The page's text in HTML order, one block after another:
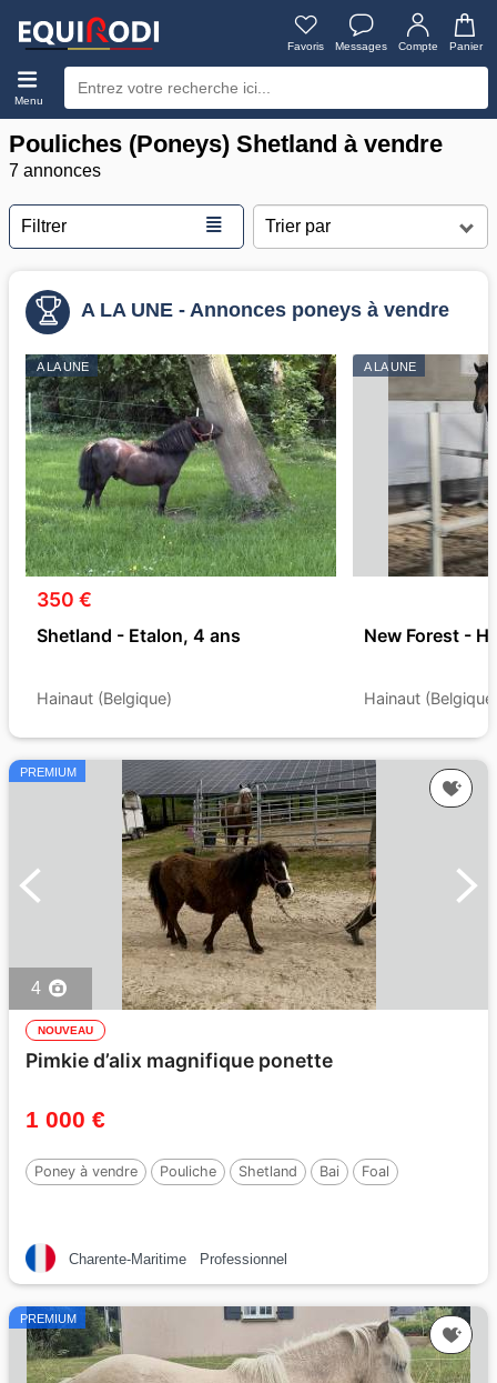
Favoris Messages Compte Panier
Menu
Pouliches (Poneys) Shetland à vendre
7 annonces
Filtrer ≣
A LA UNE - Annonces poneys à vendre
A LA UNE
350 €
Shetland - Etalon, 4 ans
Hainaut (Belgique)
A LA UNE
New Forest -
Hainaut
PREMIUM
4
NOUVEAU
Pimkie d’alix magnifique ponette
1 000 €
Poney à vendre Pouliche Shetland Bai Foal
Charente-Maritime Professionnel
PREMIUM